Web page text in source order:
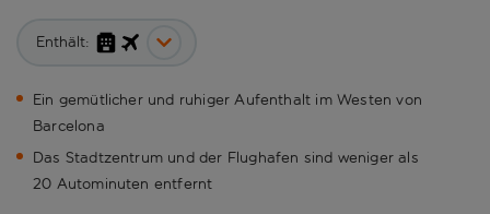
Enthält:
Ein gemütlicher und ruhiger Aufenthalt im Westen von
Barcelona
Das Stadtzentrum und der Flughafen sind weniger als
20 Autominuten entfernt